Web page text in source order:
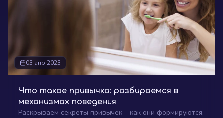
03 апр 2023
Что такое привычка: разбираемся в
механизмах поведения
Раскрываем секреты привычек – как они формируются,